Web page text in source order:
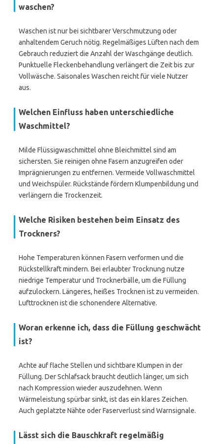
waschen?
Waschen ist nur bei sichtbarer Verschmutzung oder
anhaltendem Geruch nötig. Regelmäßiges Lüften nach dem
Gebrauch reduziert die Anzahl der Waschgänge deutlich.
Punktuelle Fleckenbehandlung verlängert die Zeit bis zur
Vollwäsche. Saisonales Waschen reicht für viele Nutzer
aus.
Welchen Einfluss haben unterschiedliche
Waschmittel?
Milde Flüssigwaschmittel ohne Bleichmittel sind am
sichersten. Sie reinigen ohne Fasern anzugreifen oder
Imprägnierungen zu entfernen. Vermeide Vollwaschmittel
und Weichspüler. Rückstände fördern Klumpenbildung und
verlängern die Trockenzeit.
Welche Risiken bestehen beim Einsatz des
Trockners?
Hohe Temperaturen können Fasern verformen und die
Rückstellkraft mindern. Bei erlaubter Trocknung nutze
niedrige Temperatur und Trocknerbälle, um die Füllung
aufzulockern. Längeres, heißes Trocknen ist zu vermeiden.
Lufttrocknen ist die schonendere Alternative.
Woran erkenne ich, dass die Füllung geschwächt
ist?
Achte auf flache Stellen und sichtbare Klumpen in der
Füllung. Der Schlafsack braucht deutlich länger, um sich
nach Kompression wieder auszudehnen. Wenn
Wärmeleistung spürbar sinkt, ist das ein klares Zeichen.
Auch geplatzte Nähte oder Faserverlust sind Warnsignale.
Lässt sich die Bauschkraft regelmäßig